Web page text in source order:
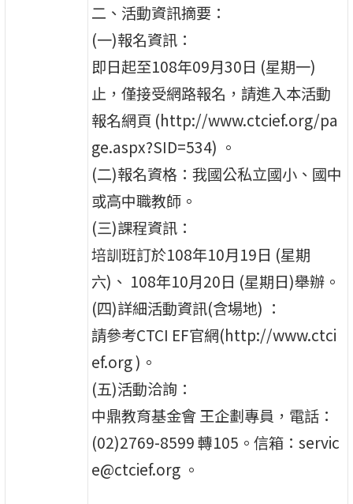
二、活動資訊摘要：
(一)報名資訊：
即日起至108年09月30日 (星期一)
止，僅接受網路報名，請進入本活動
報名網頁 (http://www.ctcief.org/pa
ge.aspx?SID=534) 。
(二)報名資格：我國公私立國小、國中
或高中職教師。
(三)課程資訊：
培訓班訂於108年10月19日 (星期
六)、 108年10月20日 (星期日)舉辦。
(四)詳細活動資訊(含場地) ：
請參考CTCI EF官網(http://www.ctci
ef.org )。
(五)活動洽詢：
中鼎教育基金會 王企劃專員，電話：
(02)2769-8599 轉105。信箱：servic
e@ctcief.org 。